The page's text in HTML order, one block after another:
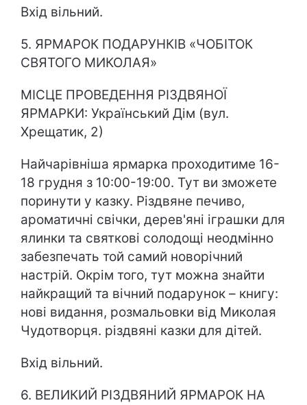
Вхід вільний.
5. ЯРМАРОК ПОДАРУНКІВ «ЧОБІТОК
СВЯТОГО МИКОЛАЯ»
МІСЦЕ ПРОВЕДЕННЯ РІЗДВЯНОЇ
ЯРМАРКИ: Український Дім (вул.
Хрещатик, 2)
Найчарівніша ярмарка проходитиме 16-
18 грудня з 10:00-19:00. Тут ви зможете
поринути у казку. Різдвяне печиво,
ароматичні свічки, дерев'яні іграшки для
ялинки та святкові солодощі неодмінно
забезпечать той самий новорічний
настрій. Окрім того, тут можна знайти
найкращий та вічний подарунок – книгу:
нові видання, розмальовки від Миколая
Чудотворця. різдвяні казки для дітей.
Вхід вільний.
6. ВЕЛИКИЙ РІЗДВЯНИЙ ЯРМАРОК НА